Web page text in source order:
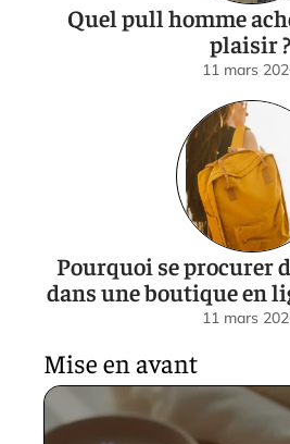
Quel pull homme
plaisir ?
11 mars
Pourquoi se procurer
dans une boutique en
11 mars
Mise en avant